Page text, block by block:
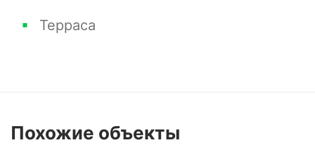
Терраса
Похожие объекты